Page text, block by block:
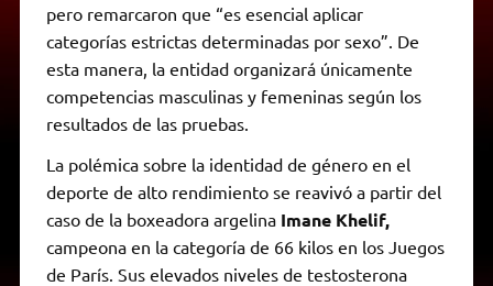
pero remarcaron que “es esencial aplicar
categorías estrictas determinadas por sexo”. De
esta manera, la entidad organizará únicamente
competencias masculinas y femeninas según los
resultados de las pruebas.
La polémica sobre la identidad de género en el
deporte de alto rendimiento se reavivó a partir del
caso de la boxeadora argelina Imane Khelif,
campeona en la categoría de 66 kilos en los Juegos
de París. Sus elevados niveles de testosterona